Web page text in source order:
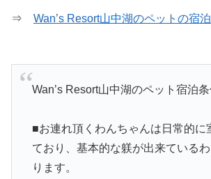
⇒ Wan’s Resort山中湖のペットの宿
Wan’s Resort山中湖のペット宿泊
■お連れ頂くわんちゃんは日常的に
ており、基本的な躾が出来ている
ります。